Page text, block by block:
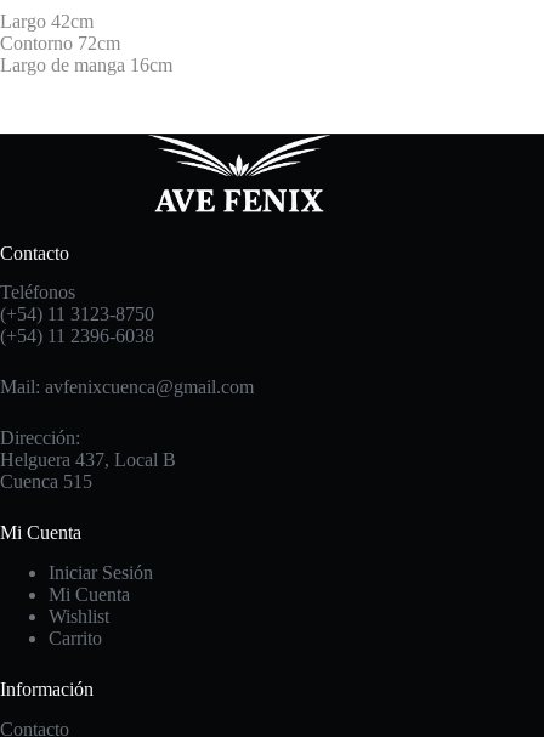
Largo 42cm
Contorno 72cm
Largo de manga 16cm
Contacto
Teléfonos
(+54) 11 3123-8750
(+54) 11 2396-6038
Mail: avfenixcuenca@gmail.com
Dirección:
Helguera 437, Local B
Cuenca 515
Mi Cuenta
Iniciar Sesión
Mi Cuenta
Wishlist
Carrito
Información
Contacto